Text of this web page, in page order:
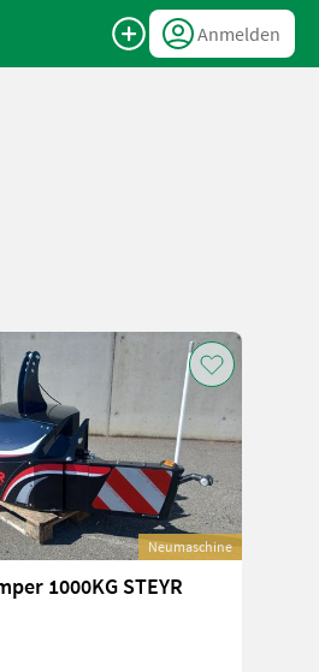
Anmelden
Neumaschine
1000KG STEYR